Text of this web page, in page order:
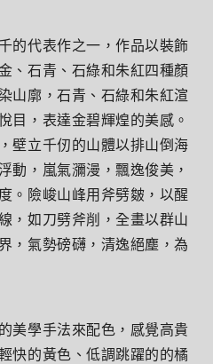
的代表作之一，作品以裝飾
、石青、石綠和朱紅四種顏
山廓，石青、石綠和朱紅渲
目，表達金碧輝煌的美感。
壁立千仞的山體以排山倒海
動，嵐氣瀰漫，飄逸俊美，
。險峻山峰用斧劈皴，以醒
，如刀劈斧削，全畫以群山
，氣勢磅礴，清逸絕塵，為
美學手法來配色，感覺高貴
快的黃色、低調跳躍的的橘